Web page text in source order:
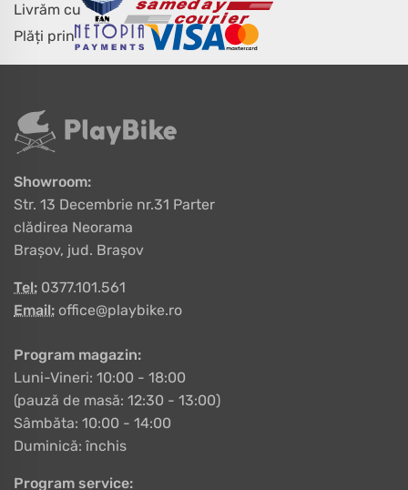
Livrăm cu
Plăți prin
Showroom:
Str. 13 Decembrie nr.31 Parter
clădirea Neorama
Brașov, jud. Brașov
Tel: 0377.101.561
Email: office@playbike.ro
Program magazin:
Luni-Vineri: 10:00 - 18:00
(pauză de masă: 12:30 - 13:00)
Sâmbăta: 10:00 - 14:00
Duminică: închis
Program service: